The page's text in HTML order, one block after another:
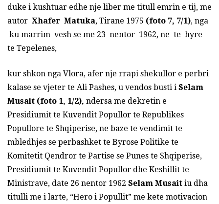
duke i kushtuar edhe nje liber me titull emrin e tij, me
autor Xhafer Matuka, Tirane 1975 (foto 7, 7/1), nga
ku marrim vesh se me 23 nentor 1962, ne te hyre
te Tepelenes,
kur shkon nga Vlora, afer nje rrapi shekullor e perbri
kalase se vjeter te Ali Pashes, u vendos busti i Selam
Musait (foto 1, 1/2), ndersa me dekretin e
Presidiumit te Kuvendit Popullor te Republikes
Popullore te Shqiperise, ne baze te vendimit te
mbledhjes se perbashket te Byrose Politike te
Komitetit Qendror te Partise se Punes te Shqiperise,
Presidiumit te Kuvendit Popullor dhe Keshillit te
Ministrave, date 26 nentor 1962 Selam Musait iu dha
titulli me i larte, “Hero i Popullit” me kete motivacion